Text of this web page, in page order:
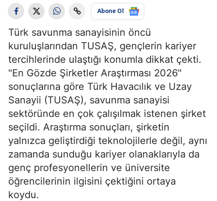
Abone Ol
Türk savunma sanayisinin öncü
kuruluşlarından TUSAŞ, gençlerin kariyer
tercihlerinde ulaştığı konumla dikkat çekti.
"En Gözde Şirketler Araştırması 2026"
sonuçlarına göre Türk Havacılık ve Uzay
Sanayii (TUSAŞ), savunma sanayisi
sektöründe en çok çalışılmak istenen şirket
seçildi. Araştırma sonuçları, şirketin
yalnızca geliştirdiği teknolojilerle değil, aynı
zamanda sunduğu kariyer olanaklarıyla da
genç profesyonellerin ve üniversite
öğrencilerinin ilgisini çektiğini ortaya
koydu.